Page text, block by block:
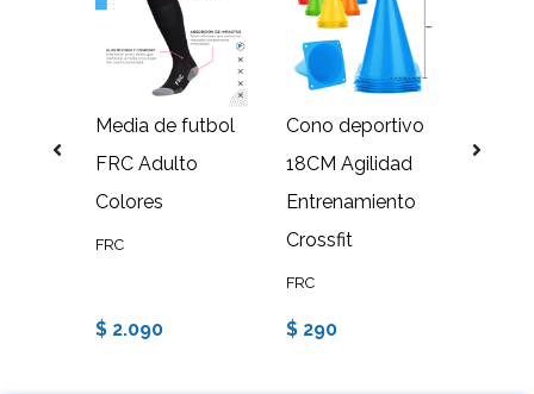
Media de futbol
FRC Adulto
Colores
FRC
$ 2.090
Cono deportivo
18CM Agilidad
Entrenamiento
Crossfit
FRC
$ 290